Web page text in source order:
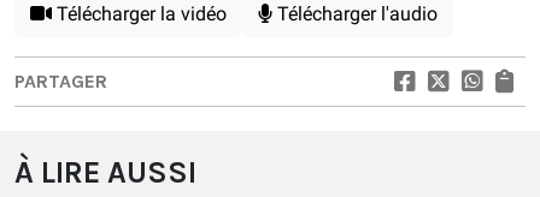
Télécharger la vidéo Télécharger l'audio
PARTAGER
À LIRE AUSSI